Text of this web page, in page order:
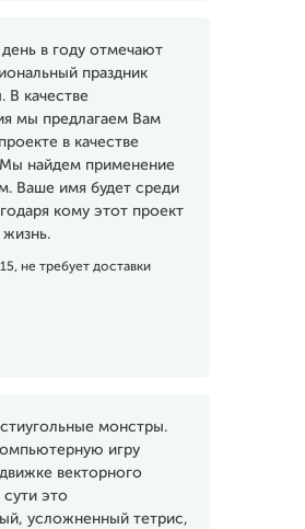
в году отмечают
праздник
В качестве
мы предлагаем Вам
в качестве
Мы найдем применение
Ваше имя будет среди
кому этот проект
жизнь.
не требует доставки
монстры.
игру
векторного
это
усложненный тетрис,